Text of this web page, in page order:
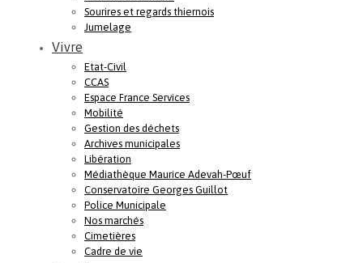
Sourires et regards thiernois
Jumelage
Vivre
Etat-Civil
CCAS
Espace France Services
Mobilité
Gestion des déchets
Archives municipales
Libération
Médiathèque Maurice Adevah-Pœuf
Conservatoire Georges Guillot
Police Municipale
Nos marchés
Cimetières
Cadre de vie